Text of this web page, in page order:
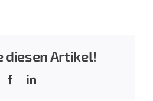
diesen Artikel!
FacebookLinkedIn